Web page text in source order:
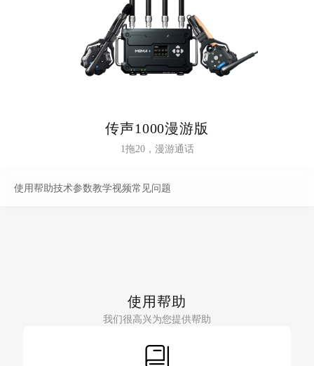
传声1000漫游版
1拖20，漫游通话
使用帮助技术参数教学视频常见问题
使用帮助
我们很高兴为您提供帮助